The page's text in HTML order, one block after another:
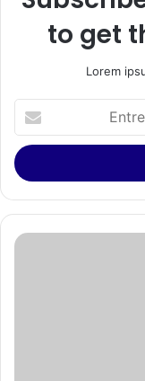
to get
Lorem
votre
adresse
Email
Les